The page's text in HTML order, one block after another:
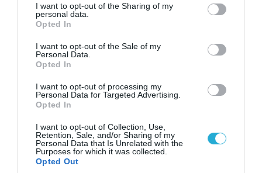
not limited to your visit or usage behaviour. You may click to
grant or deny consent to Google and its third-party tags to
use your data for below specified purposes in below Google
consent section.
I want to opt-out of the Sharing of my
personal data.
Opted In
I want to opt-out of the Sale of my
Personal Data.
Opted In
I want to opt-out of processing my
Personal Data for Targeted Advertising.
Opted In
I want to opt-out of Collection, Use,
Retention, Sale, and/or Sharing of my
Personal Data that Is Unrelated with the
Purposes for which it was collected.
Opted Out
09.08.2026 | 13:02
Στενών του Ορμούζ: «Δίνετε άμεσα 300
δισ.δολάρια και διόδια» (upd)